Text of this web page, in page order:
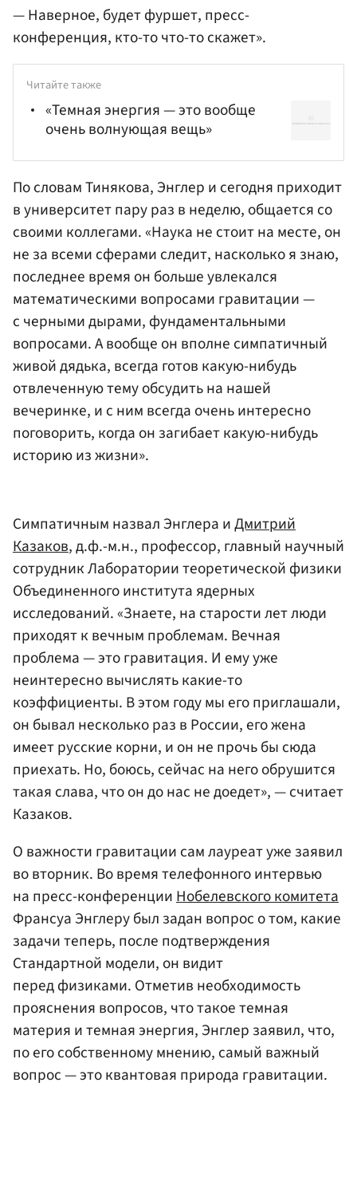
— Наверное, будет фуршет, пресс-
конференция, кто-то что-то скажет».
Читайте также
«Темная энергия — это вообще
очень волнующая вещь»
По словам Тинякова, Энглер и сегодня приходит
в университет пару раз в неделю, общается со
своими коллегами. «Наука не стоит на месте, он
не за всеми сферами следит, насколько я знаю,
последнее время он больше увлекался
математическими вопросами гравитации —
с черными дырами, фундаментальными
вопросами. А вообще он вполне симпатичный
живой дядька, всегда готов какую-нибудь
отвлеченную тему обсудить на нашей
вечеринке, и с ним всегда очень интересно
поговорить, когда он загибает какую-нибудь
историю из жизни».
Симпатичным назвал Энглера иДмитрий
Казаков, д.ф.-м.н., профессор, главный научный
сотрудник Лаборатории теоретической физики
Объединенного института ядерных
исследований. «Знаете, на старости лет люди
приходят к вечным проблемам. Вечная
проблема — это гравитация. И ему уже
неинтересно вычислять какие-то
коэффициенты. В этом году мы его приглашали,
он бывал несколько раз в России, его жена
имеет русские корни, и он не прочь бы сюда
приехать. Но, боюсь, сейчас на него обрушится
такая слава, что он до нас не доедет», — считает
Казаков.
О важности гравитации сам лауреат уже заявил
во вторник. Во время телефонного интервью
на пресс-конференцииНобелевского комитета
Франсуа Энглеру был задан вопрос о том, какие
задачи теперь, после подтверждения
Стандартной модели, он видит
перед физиками. Отметив необходимость
прояснения вопросов, что такое темная
материя и темная энергия, Энглер заявил, что,
по его собственному мнению, самый важный
вопрос — это квантовая природа гравитации.